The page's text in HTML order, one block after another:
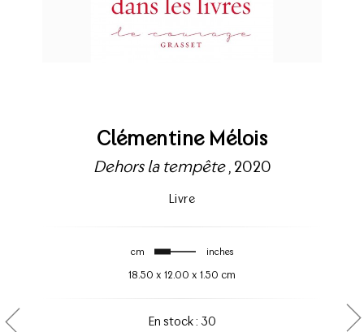
Clémentine Mélois
Dehors la tempête, 2020
Livre
cm inches
18.50 x 12.00 x 1.50 cm
En stock : 30